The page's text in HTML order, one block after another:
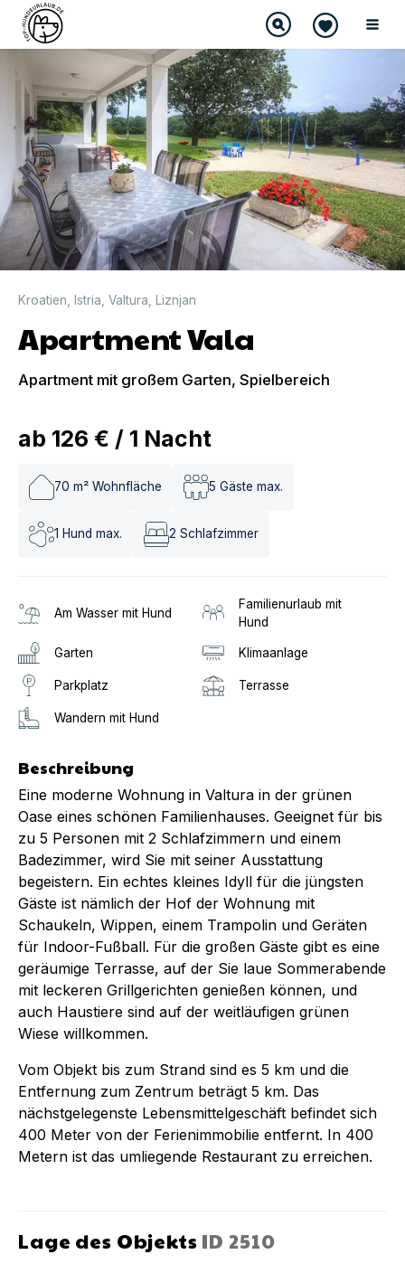
DIREKT BUCHBAR
Kroatien Istria Valtura Liznjan
Apartment Vala
Apartment mit großem Garten, Spielbereich
ab 126 € / 1 Nacht
70 m² Wohnfläche 5 Gäste max.
1 Hund max. 2 Schlafzimmer
Am Wasser mit Hund
Familienurlaub mit
Hund
Garten Klimaanlage
Parkplatz Terrasse
Wandern mit Hund
Beschreibung
Eine moderne Wohnung in Valtura in der grünen
Oase eines schönen Familienhauses. Geeignet für bis
zu 5 Personen mit 2 Schlafzimmern und einem
Badezimmer, wird Sie mit seiner Ausstattung
begeistern. Ein echtes kleines Idyll für die jüngsten
Gäste ist nämlich der Hof der Wohnung mit
Schaukeln, Wippen, einem Trampolin und Geräten
für Indoor-Fußball. Für die großen Gäste gibt es eine
geräumige Terrasse, auf der Sie laue Sommerabende
mit leckeren Grillgerichten genießen können, und
auch Haustiere sind auf der weitläufigen grünen
Wiese willkommen.
Vom Objekt bis zum Strand sind es 5 km und die
Entfernung zum Zentrum beträgt 5 km. Das
nächstgelegenste Lebensmittelgeschäft befindet sich
400 Meter von der Ferienimmobilie entfernt. In 400
Metern ist das umliegende Restaurant zu erreichen.
Lage des Objekts ID 2510